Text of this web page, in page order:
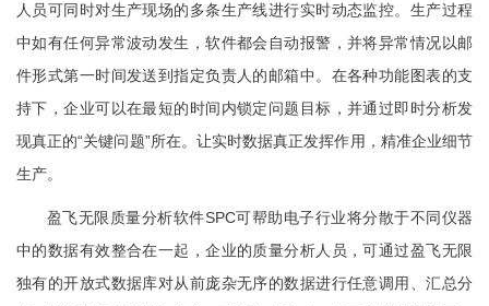
人员可同时对生产现场的多条生产线进行实时动态监控。生产过程
中如有任何异常波动发生，软件都会自动报警，并将异常情况以邮
件形式第一时间发送到指定负责人的邮箱中。在各种功能图表的支
持下，企业可以在最短的时间内锁定问题目标，并通过即时分析发
现真正的“关键问题”所在。让实时数据真正发挥作用，精准企业细节
生产。
盈飞无限质量分析软件SPC可帮助电子行业将分散于不同仪器
中的数据有效整合在一起，企业的质量分析人员，可通过盈飞无限
独有的开放式数据库对从前庞杂无序的数据进行任意调用、汇总分